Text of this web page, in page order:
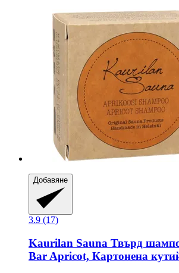
Добавяне
3.9 (17)
Kaurilan Sauna Твърд
Bar Apricot, Картонена